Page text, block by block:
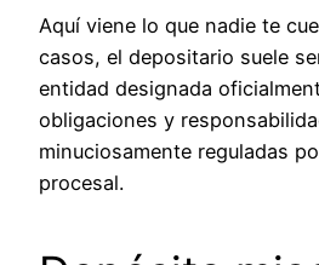
Aquí viene lo que nadie te
casos, el depositario suele
entidad designada
obligaciones y
minuciosamente reguladas
procesal.